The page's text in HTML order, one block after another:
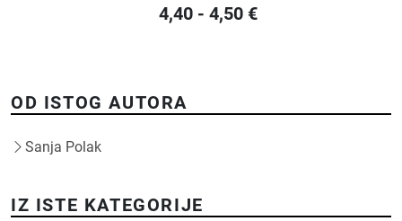
4,40 -4,50 €
OD ISTOG AUTORA
Sanja Polak
IZ ISTE KATEGORIJE